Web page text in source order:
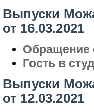
Выпуски
от 16.03.2021
Обращение
Гость в
Выпуски
от 12.03.2021